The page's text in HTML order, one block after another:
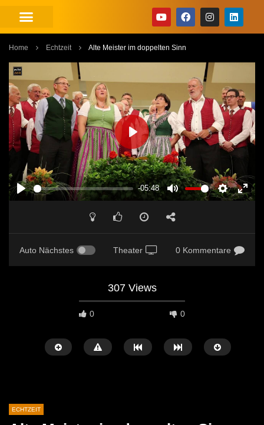
Home Echtzeit Alte Meister im doppelten Sinn
PLAY
-05:48
MUTE SETTINGS
PLAY
Auto Nächstes Theater 0 Kommentare
307 Views
0 0
ECHTZEIT